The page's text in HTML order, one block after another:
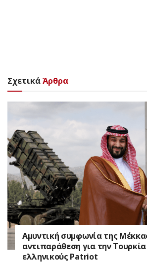
ΣχετικάΆρθρα
Αμυντική συμφωνία της
αντιπαράθεση για την
ελληνικούς Patriot